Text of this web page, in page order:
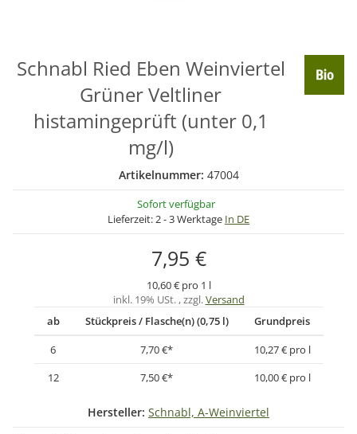
Schnabl Ried Eben Weinviertel
Grüner Veltliner
histamingeprüft (unter 0,1
mg/l)
Artikelnummer: 47004
Sofort verfügbar
Lieferzeit:2 - 3 Werktage In DE
7,95 €
10,60 € pro 1 l
inkl. 19% USt. , zzgl.Versand
ab
Stückpreis / Flasche(n) (0,75 l)
Grundpreis
6
7,70 €*
10,27 € pro l
12
7,50 €* 10,00 € pro l
Hersteller: Schnabl, A-Weinviertel